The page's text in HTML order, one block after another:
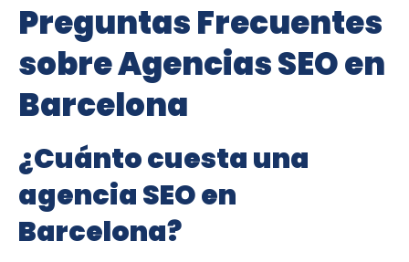
Preguntas Frecuentes
sobre Agencias SEO en
Barcelona
¿Cuánto cuesta una
agencia SEO en
Barcelona?